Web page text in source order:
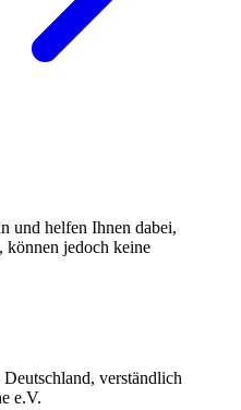
und helfen Ihnen dabei,
können jedoch keine
verständlich
e.V.